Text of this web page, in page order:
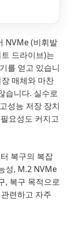
NVMe (비휘발
드라이브)는
를 얻고 있습니
매체와 마찬
습니다. 실수로
성능 저장 장치
요성도 커지고
복구의 복잡
성, M.2 NVMe
, 복구 목적으로
련하고 자주